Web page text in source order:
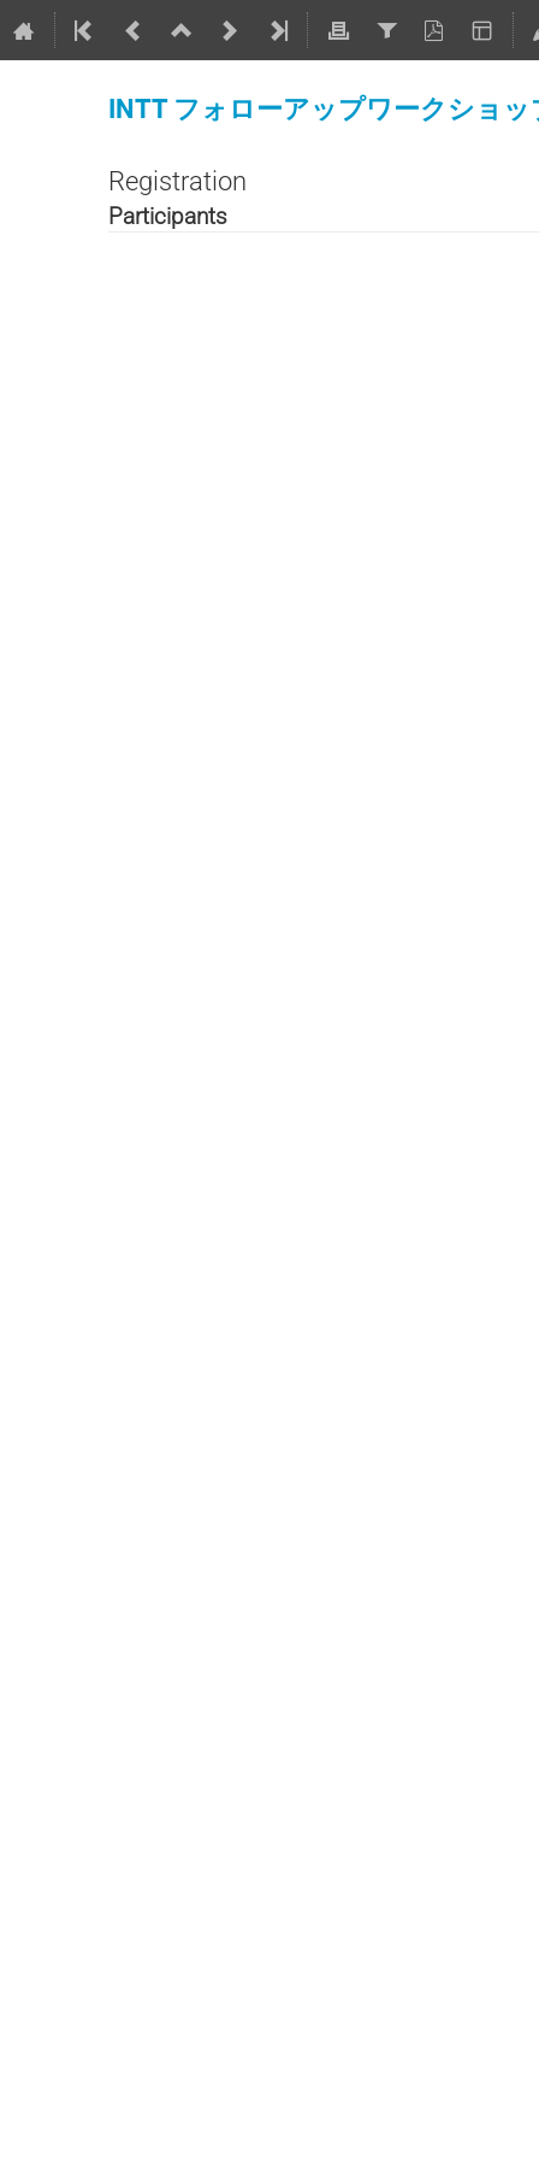
INTT フォローアップワークショッ
Registration
Participants